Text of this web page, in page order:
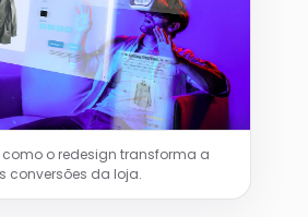
como o redesign transforma a
conversões da loja.